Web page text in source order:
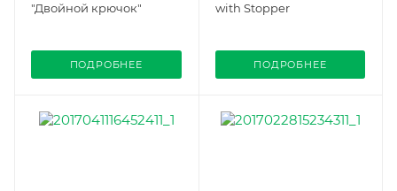
"Двойной крючок"
ПОДРОБНЕЕ
with Stopper
ПОДРОБНЕЕ